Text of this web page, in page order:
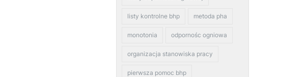
listy kontrolne bhp metoda pha
monotonia odpornośc ogniowa
organizacja stanowiska pracy
pierwsza pomoc bhp